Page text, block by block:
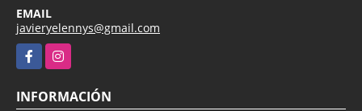
EMAIL
javieryelennys@gmail.com
FacebookInstagram
INFORMACIÓN